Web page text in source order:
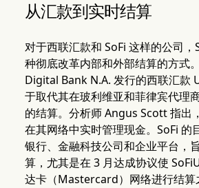
从汇款到实时结算
对于西联汇款和 SoFi 这样的公司
种彻底改革内部和外部结算的方式
Digital Bank N.A. 发行的西联汇款
于取代其在玻利维亚和菲律宾代理
的结算。分析师 Angus Scott 指出
在其网络中实时管理现金。SoFi 的
银行、金融科技公司和企业平台，
算，尤其是在 3 月达成协议使
达卡（Mastercard）网络进行结算